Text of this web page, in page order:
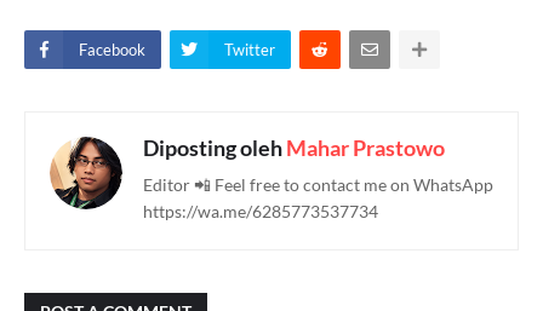
Facebook Twitter
Diposting olehMahar Prastowo
Editor 📲 Feel free to contact me on WhatsApp
https://wa.me/6285773537734